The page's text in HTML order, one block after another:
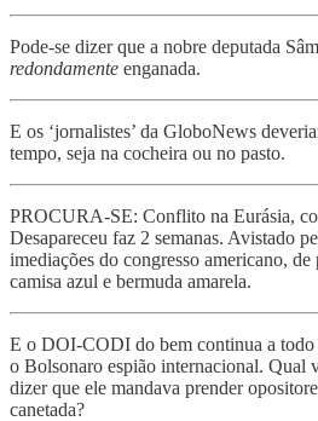
Pode-se dizer que a nobre deputada
redondamente enganada.
E os ‘jornalistes’ da GloboNews
tempo, seja na cocheira ou no pasto.
PROCURA-SE: Conflito na Eurásia,
Desapareceu faz 2 semanas. Avistado
imediações do congresso americano,
camisa azul e bermuda amarela.
E o DOI-CODI do bem continua a todo
o Bolsonaro espião internacional. Qual
dizer que ele mandava prender
canetada?